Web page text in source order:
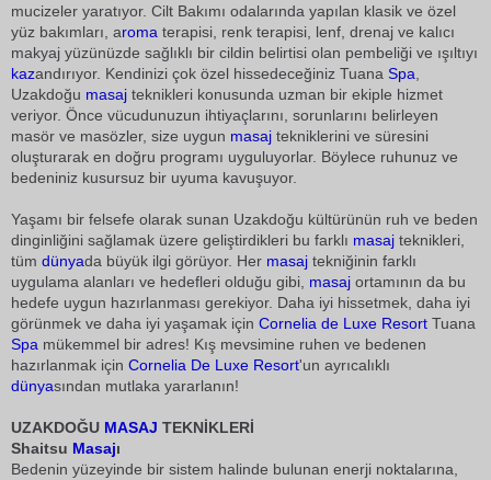
mucizeler yaratıyor. Cilt Bakımı odalarında yapılan klasik ve özel
yüz bakımları, aroma terapisi, renk terapisi, lenf, drenaj ve kalıcı
makyaj yüzünüzde sağlıklı bir cildin belirtisi olan pembeliği ve ışıltıyı
kazandırıyor. Kendinizi çok özel hissedeceğiniz Tuana Spa
Uzakdoğu masaj teknikleri konusunda uzman bir ekiple hizmet
veriyor. Önce vücudunuzun ihtiyaçlarını, sorunlarını belirleyen
masör ve masözler, size uygun masaj tekniklerini ve süresini
oluşturarak en doğru programı uyguluyorlar. Böylece ruhunuz ve
bedeniniz kusursuz bir uyuma kavuşuyor.
Yaşamı bir felsefe olarak sunan Uzakdoğu kültürünün ruh ve beden
dinginliğini sağlamak üzere geliştirdikleri bu farklı masaj teknikleri,
tüm dünyada büyük ilgi görüyor. Her masaj tekniğinin farklı
uygulama alanları ve hedefleri olduğu gibi, masaj ortamının da bu
hedefe uygun hazırlanması gerekiyor. Daha iyi hissetmek, daha iyi
görünmek ve daha iyi yaşamak için Cornelia de Luxe Resort Tuana
Spa mükemmel bir adres! Kış mevsimine ruhen ve bedenen
hazırlanmak için Cornelia De Luxe Resort'un ayrıcalıklı
dünyasından mutlaka yararlanın!
UZAKDOĞU MASAJ TEKNİKLERİ
Shaitsu Masajı
Bedenin yüzeyinde bir sistem halinde bulunan enerji noktalarına,